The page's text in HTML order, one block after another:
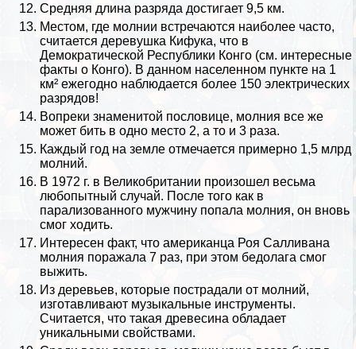
Средняя длина разряда достигает 9,5 км.
Местом, где молнии встречаются наиболее часто,
считается деревушка Кифука, что в
Демократической Республики Конго (см. интересные
факты о Конго). В данном населенном пункте на 1
км² ежегодно наблюдается более 150 электрических
разрядов!
Вопреки знаменитой пословице, молния все же
может бить в одно место 2, а то и 3 раза.
Каждый год на земле отмечается примерно 1,5 млрд
молний.
В 1972 г. в Великобритании произошел весьма
любопытный случай. После того как в
парализованного мужчину попала молния, он вновь
смог ходить.
Интересен факт, что американца Роя Салливана
молния поражала 7 раз, при этом бедолага смог
выжить.
Из деревьев, которые пострадали от молний,
изготавливают музыкальные инструменты.
Считается, что такая древесина обладает
уникальными свойствами.